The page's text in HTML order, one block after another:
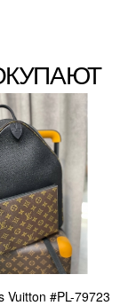
Vuitton #PL-79723